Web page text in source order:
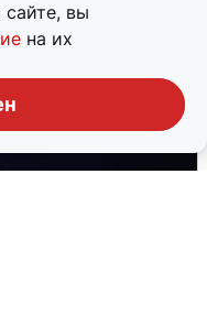
вы
на их